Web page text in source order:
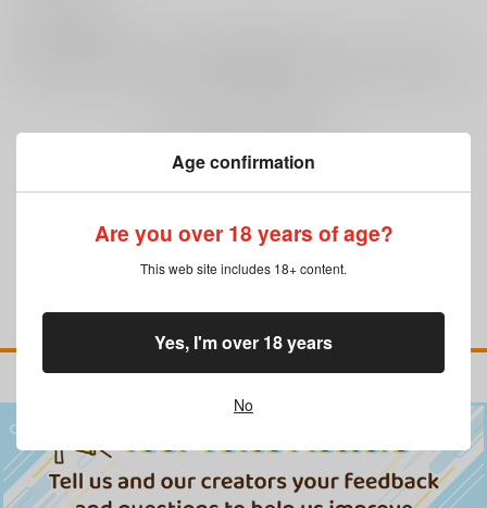
Age confirmation
Are you over 18 years of age?
This web site includes 18+ content.
No
Yes, I'm over 18 years